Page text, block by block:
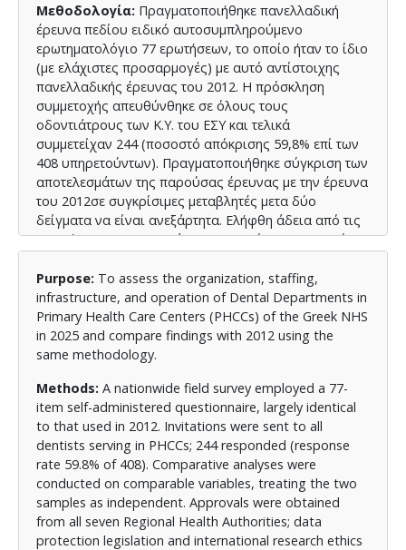
Μεθοδολογία: Πραγματοποιήθηκε πανελλαδική
έρευνα πεδίου ειδικό αυτοσυμπληρούμενο
ερωτηματολόγιο 77 ερωτήσεων, το οποίο ήταν το ίδιο
(με ελάχιστες προσαρμογές) με αυτό αντίστοιχης
πανελλαδικής έρευνας του 2012. Η πρόσκληση
συμμετοχής απευθύνθηκε σε όλους τους
οδοντιάτρους των Κ.Υ. του ΕΣΥ και τελικά
συμμετείχαν 244 (ποσοστό απόκρισης 59,8% επί των
408 υπηρετούντων). Πραγματοποιήθηκε σύγκριση των
αποτελεσμάτων της παρούσας έρευνας με την έρευνα
του 2012σε συγκρίσιμες μεταβλητές μετα δύο
δείγματα να είναι ανεξάρτητα. Ελήφθη άδεια από τις
Διοικήσεις και των επτά Υγειονομικών Περιφερειών
νομοθεσία για την προστασία των προσωπικών
δεδομένων καθώς και οι διεθνείς κανόνες
δεοντολογίας της έρευνας.
Αποτελέσματα:Αναδεικνύονται επιμέρους
βελτιώσεις έναντι του 2012, αλλά και επίμονες
διαρθρωτικές αδυναμίες και υστερήσεις σε
στελέχωση, υποδομές/εξοπλισμό και εφαρμογή
πρωτοκόλλων, με αρνητικές συνέπειες στην ποιότητα
των παρεχόμενων υπηρεσιών και την πρόσβαση σε
αυτές. Το πλαίσιο ερμηνείας ενισχύεται από τα
πρόσφατα ευρήματα για τα υψηλά ποσοστά
ανικανοποίητων αναγκών οδοντιατρικής φροντίδας
στην Ελλάδα, που υποδηλώνουν αδυναμία
ανταπόκρισης του ΕΣΥ στην αυξημένη ζήτηση
Purpose: To assess the organization, staffing,
infrastructure, and operation of Dental Departments in
Primary Health Care Centers (PHCCs) of the Greek NHS
in 2025 and compare findings with 2012 using the
same methodology.
Methods: A nationwide field survey employed a 77-
item self-administered questionnaire, largely identical
to that used in 2012. Invitations were sent to all
dentists serving in PHCCs; 244 responded (response
rate 59.8% of 408). Comparative analyses were
conducted on comparable variables, treating the two
samples as independent. Approvals were obtained
from all seven Regional Health Authorities; data
protection legislation and international research ethics